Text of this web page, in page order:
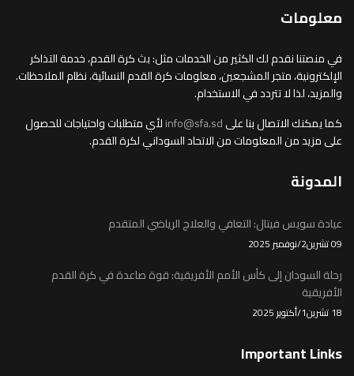
معلومات
في منصتنا نقدم لك الكثير من الخدمات مثل: بث كرة القدم، خدمة التذاكر
الإلكترونية، متجر المشجعين، معلومات كرة القدم النسائية، نظام الملاحظات.
والمزيد، لذا لا تتردد في الاستخدام.
كما يمكنك الاتصال بنا علىinfo@sfa.sdلأي متطلبات واحتياجات للحصول
على مزيد من المعلومات من الاتحاد السوداني لكرة القدم.
المدونة
عيادة سويس فيتال: التعافي والعلاج الرياضي المتقدم
09 تشرين2/نوفمبر 2025
رحلة السودان إلى كأس الأمم الأفريقية: قوة صاعدة في كرة القدم
الأفريقية
18 تشرين1/أكتوير 2025
Important Links